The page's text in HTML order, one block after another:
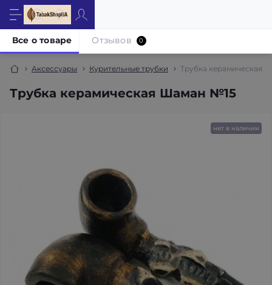
Аксессуары Курительные трубки Трубка керамическая
Трубка керамическая Шаман №15
Все о товаре Отзывов 0
нет в наличии